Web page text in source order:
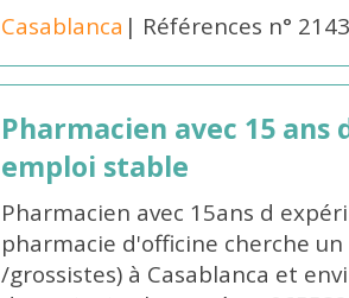
Casablanca | Références n°
Pharmacien avec 15
emploi stable
Pharmacien avec 15ans d
pharmacie d'officine cherche
/grossistes) à Casablanca et